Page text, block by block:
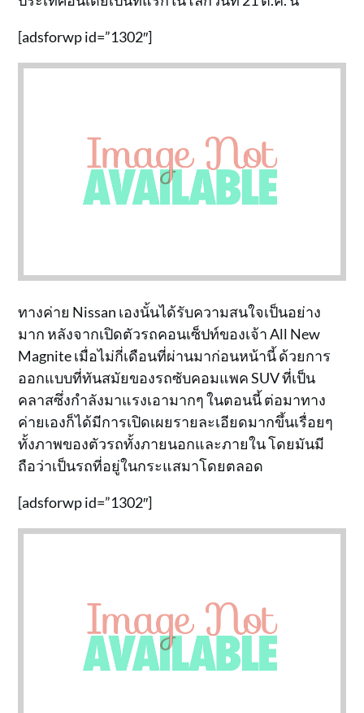
[adsforwp id=”1302″]
ทางค่าย Nissan เองนั้นได้รับความสนใจเป็นอย่าง
มาก หลังจากเปิดตัวรถคอนเซ็ปท์ของเจ้า All New
Magnite เมื่อไม่กี่เดือนที่ผ่านมาก่อนหน้านี้ ด้วยการ
ออกแบบที่ทันสมัยของรถซับคอมแพค SUV ที่เป็น
คลาสซึ่งกำลังมาแรงเอามากๆ ในตอนนี้ ต่อมาทาง
ค่ายเองก็ได้มีการเปิดเผยรายละเอียดมากขึ้นเรื่อยๆ
ทั้งภาพของตัวรถทั้งภายนอกและภายใน โดยมันมี
ถือว่าเป็นรถที่อยู่ในกระแสมาโดยตลอด
[adsforwp id=”1302″]